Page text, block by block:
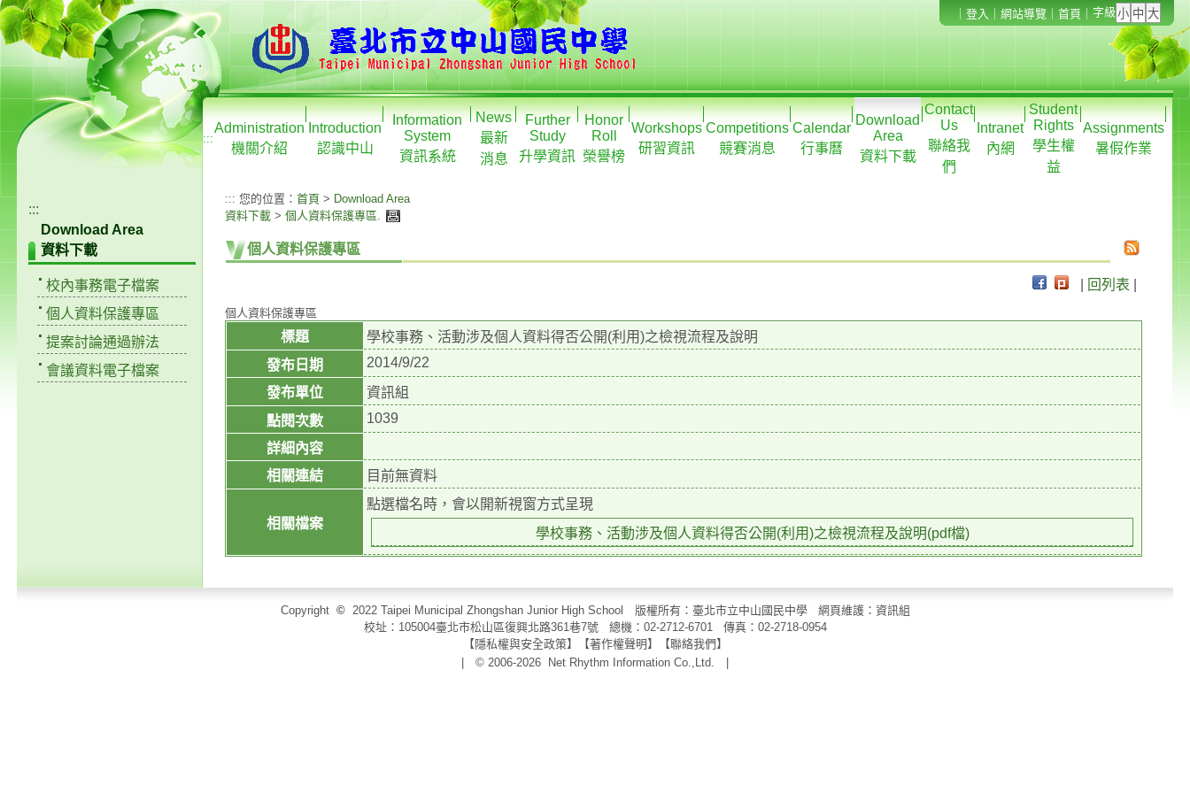
登入 網站導覽 首頁 字級
:::
Administration
機關介紹
Introduction
認識中山
Information
System
資訊系統
News
最新
消息
Further
Study
升學資訊
Honor
Roll
榮譽榜
Workshops
研習資訊
Competitions
競賽消息
Calendar
行事曆
Download
Area
資料下載
Contact
Us
聯絡我
們
Intranet
內網
Student
Rights
學生權
益
Assignments
暑假作業
:::
Download Area
資料下載
校內事務電子檔案
個人資料保護專區
提案討論通過辦法
會議資料電子檔案
::: 您的位置： 首頁 > Download Area
資料下載 > 個人資料保護專區.
個人資料保護專區
回列表
個人資料保護專區
標題
學校事務、活動涉及個人資料得否公開(利用)之檢視流程及說明
發布日期
2014/9/22
發布單位
資訊組
點閱次數
1039
詳細內容
相關連結
目前無資料
相關檔案
點選檔名時，會以開新視窗方式呈現
學校事務、活動涉及個人資料得否公開(利用)之檢視流程及說明(pdf檔)
Copyright © 2022 Taipei Municipal Zhongshan Junior High School 版權所有：臺北市立中山國民中學 網頁維護：資訊組
校址：105004臺北市松山區復興北路361巷7號 總機：02-2712-6701 傳真： 02-2718-0954
【隱私權與安全政策】【著作權聲明 】 【聯絡我們 】
| © 2006-2026
Net Rhythm Information Co.,Ltd.